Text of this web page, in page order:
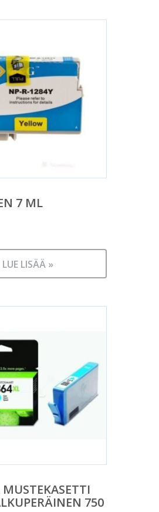
7 ML
LUE LISÄÄ »
750